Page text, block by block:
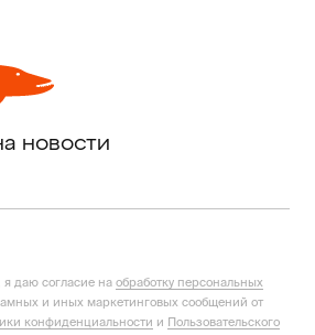
новости
даю согласие на обработку персональных
и иных маркетинговых сообщений от
конфиденциальности и Пользовательского